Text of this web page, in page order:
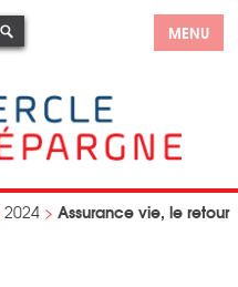
MENU
2024 > Assurance vie, le retour